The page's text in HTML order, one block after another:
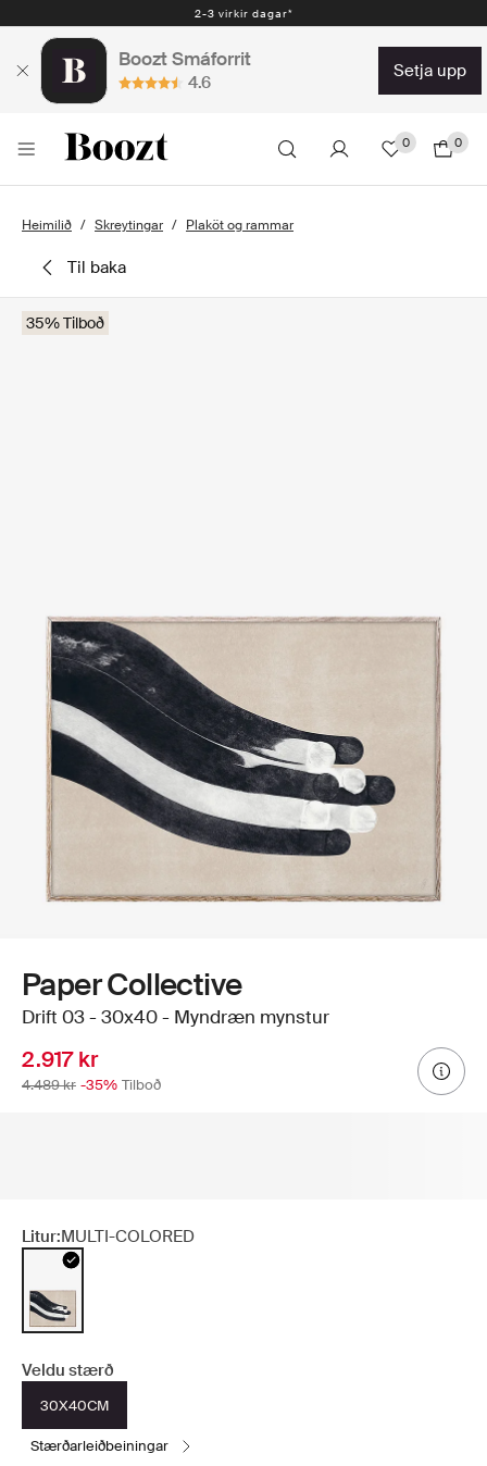
2-3 virkir dagar*
Boozt Smáforrit
4.6
setja upp
0 0
Heimilið Skreytingar Plaköt og rammar
til baka
35% Tilboð
Paper Collective
Drift 03 - 30x40 - Myndræn mynstur
2.917 kr
4.489 kr -35% Tilboð
Litur:MULTI-COLORED
Veldu stærð
30X40CM
stærðarleiðbeiningar